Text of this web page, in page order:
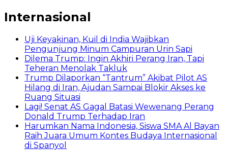
Internasional
Uji Keyakinan, Kuil di India Wajibkan
Pengunjung Minum Campuran Urin Sapi
Dilema Trump: Ingin Akhiri Perang Iran, Tapi
Teheran Menolak Takluk
Trump Dilaporkan “Tantrum” Akibat Pilot AS
Hilang di Iran, Ajudan Sampai Blokir Akses ke
Ruang Situasi
Lagi! Senat AS Gagal Batasi Wewenang Perang
Donald Trump Terhadap Iran
Harumkan Nama Indonesia, Siswa SMA Al Bayan
Raih Juara Umum Kontes Budaya Internasional
di Spanyol